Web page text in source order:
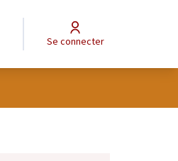
Se connecter